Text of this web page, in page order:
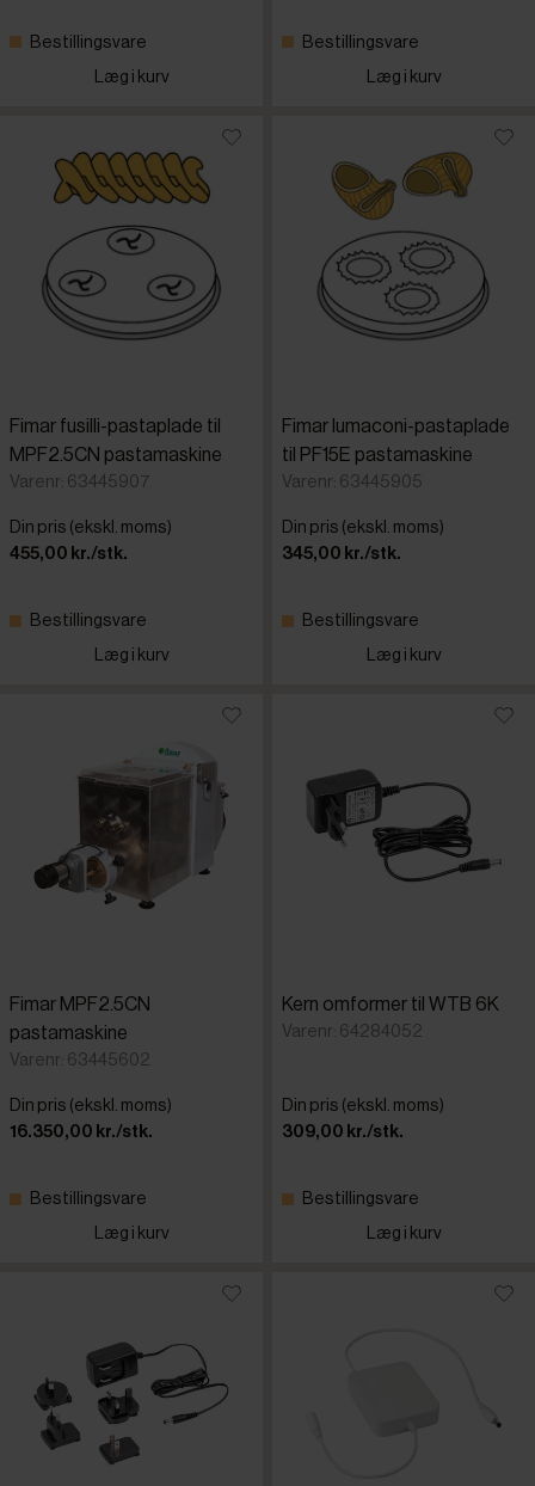
Bestillingsvare
Læg i kurv
Bestillingsvare
Læg i kurv
Fimar fusilli-pastaplade til
MPF2.5CN pastamaskine
Varenr: 63445907
Din pris (ekskl. moms)
455,00 kr./stk.
Bestillingsvare
Læg i kurv
Fimar lumaconi-pastaplade
til PF15E pastamaskine
Varenr: 63445905
Din pris (ekskl. moms)
345,00 kr./stk.
Bestillingsvare
Læg i kurv
Fimar MPF2.5CN
pastamaskine
Varenr: 63445602
Din pris (ekskl. moms)
16.350,00 kr./stk.
Bestillingsvare
Læg i kurv
Kern omformer til WTB 6K
Varenr: 64284052
Din pris (ekskl. moms)
309,00 kr./stk.
Bestillingsvare
Læg i kurv